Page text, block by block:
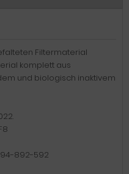
Filtermaterial
komplett aus
und biologisch inaktivem
94-892-592